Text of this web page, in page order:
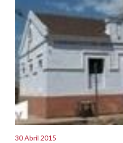
30 Abril 2015